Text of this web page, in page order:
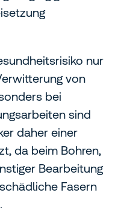
nur
von
bei
sind
daher einer
da beim Bohren,
Bearbeitung
Fasern